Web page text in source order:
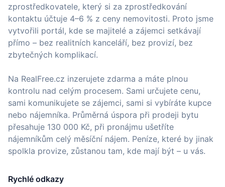
zprostředkovatele, který si za zprostředkování
kontaktu účtuje 4–6 % z ceny nemovitosti. Proto jsme
vytvořili portál, kde se majitelé a zájemci setkávají
přímo – bez realitních kanceláří, bez provizí, bez
zbytečných komplikací.
Na RealFree.cz inzerujete zdarma a máte plnou
kontrolu nad celým procesem. Sami určujete cenu,
sami komunikujete se zájemci, sami si vybíráte kupce
nebo nájemníka. Průměrná úspora při prodeji bytu
přesahuje 130 000 Kč, při pronájmu ušetříte
nájemníkům celý měsíční nájem. Peníze, které by jinak
spolkla provize, zůstanou tam, kde mají být – u vás.
Rychlé odkazy